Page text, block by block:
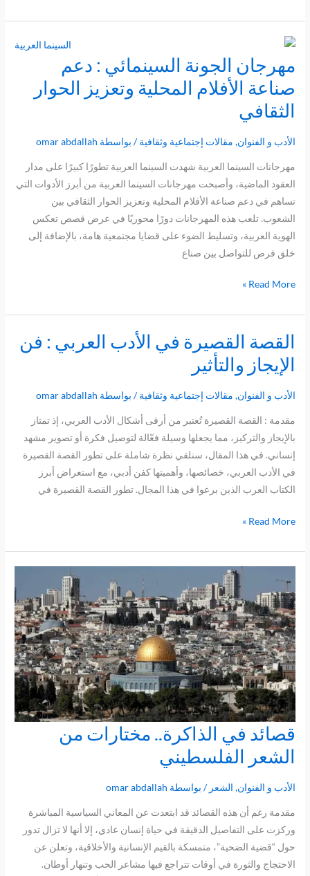
مهرجان الجونة السينمائي : دعم
صناعة الأفلام المحلية وتعزيز الحوار
الثقافي
الأدب و الفنوان, مقالات إجتماعية وثقافية/ بواسطة omar abdallah
مهرجانات السينما العربية شهدت السينما العربية تطورًا كبيرًا على مدار
العقود الماضية، وأصبحت مهرجانات السينما العربية من أبرز الأدوات التي
تساهم في دعم صناعة الأفلام المحلية وتعزيز الحوار الثقافي بين
الشعوب. تلعب هذه المهرجانات دورًا محوريًا في عرض قصص تعكس
الهوية العربية، وتسليط الضوء على قضايا مجتمعية هامة، بالإضافة إلى
خلق فرص للتواصل بين صناع
الجونة
السينمائي
صناعة
الأفلام
المحلية
وتعزيز
الحوار
الثقافي
Read More »
القصة القصيرة في الأدب العربي : فن
الإيجاز والتأثير
الأدب و الفنوان, مقالات إجتماعية وثقافية/ بواسطة omar abdallah
مقدمة : القصة القصيرة تُعتبر من أرقى أشكال الأدب العربي، إذ تمتاز
بالإيجاز والتركيز، مما يجعلها وسيلة فعّالة لتوصيل فكرة أو تصوير مشهد
إنساني. في هذا المقال، سنلقي نظرة شاملة على تطور القصة القصيرة
في الأدب العربي، خصائصها، وأهميتها كفن أدبي، مع استعراض أبرز
الكتاب العرب الذين برعوا في هذا المجال. تطور القصة القصيرة في
القصة
القصيرة
في
الأدب
:
فن
الإيجاز
والتأثير
Read More »
قصائد في الذاكرة.. مختارات من
الشعر الفلسطيني
الأدب و الفنوان, الشعر / بواسطة omar abdallah
مقدمة رغم أن هذه القصائد قد ابتعدت عن المعاني السياسية المباشرة
وركزت على التفاصيل الدقيقة في حياة إنسان عادي، إلا أنها لا تزال تدور
حول “قضية الضحية”، متمسكة بالقيم الإنسانية والأخلاقية، وتعلن عن
الاحتجاج والثورة في أوقات تتراجع فيها مشاعر الحب وتنهار أوطان.
قصائد
في
الذاكرة..
مختارات
الشعر
الفلسطيني